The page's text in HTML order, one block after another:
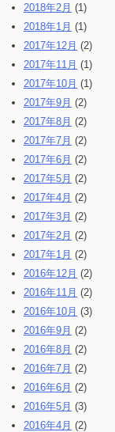
2018年2月 (1)
2018年1月 (1)
2017年12月 (2)
2017年11月 (1)
2017年10月 (1)
2017年9月 (2)
2017年8月 (2)
2017年7月 (2)
2017年6月 (2)
2017年5月 (2)
2017年4月 (2)
2017年3月 (2)
2017年2月 (2)
2017年1月 (2)
2016年12月 (2)
2016年11月 (2)
2016年10月 (3)
2016年9月 (2)
2016年8月 (2)
2016年7月 (2)
2016年6月 (2)
2016年5月 (3)
2016年4月 (2)